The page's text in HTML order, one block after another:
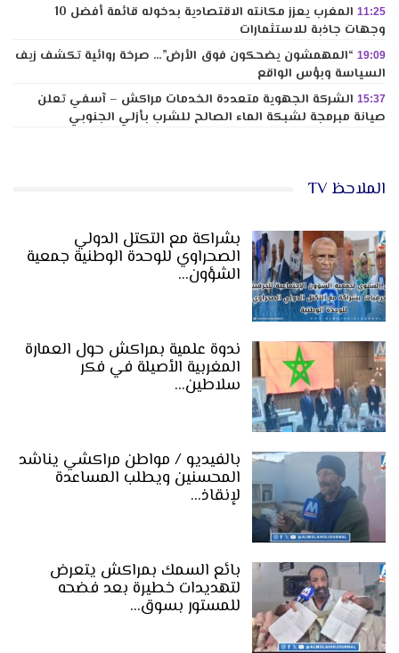
11:25
المغرب يعزز مكانته الاقتصادية بدخوله قائمة أفضل 10
وجهات جاذبة للاستثمارات
19:09 “المهمشون يضحكون فوق الأرض”… صرخة روائية تكشف زيف
السياسة وبؤس الواقع
15:37 الشركة الجهوية متعددة الخدمات مراكش – آسفي تعلن
صيانة مبرمجة لشبكة الماء الصالح للشرب بأزلي الجنوبي
الملاحظ TV
بشراكة مع التكتل الدولي
الصحراوي للوحدة الوطنية جمعية
الشؤون…
ندوة علمية بمراكش حول العمارة
المغربية الأصيلة في فكر
سلاطين…
بالفيديو / مواطن مراكشي يناشد
المحسنين ويطلب المساعدة
لإنقاذ…
بائع السمك بمراكش يتعرض
لتهديدات خطيرة بعد فضحه
للمستور بسوق…